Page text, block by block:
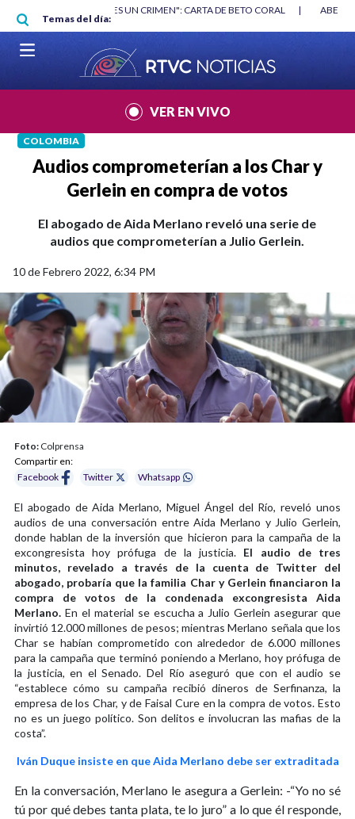
Pasar al contenido principal
Temas del día:
"HABLAR NO ES UN CRIMEN": CARTA DE BETO CORAL |
VER EN VIVO
COLOMBIA
Audios comprometerían a los Char y
Gerlein en compra de votos
El abogado de Aida Merlano reveló una serie de
audios que comprometerían a Julio Gerlein.
10 de Febrero 2022, 6:34 PM
Foto: Colprensa
Compartir en:
Facebook
Twitter Whatsapp
El abogado de Aida Merlano, Miguel Ángel del Río, reveló unos
audios de una conversación entre Aida Merlano y Julio Gerlein,
donde hablan de la inversión que hicieron para la campaña de la
excongresista hoy prófuga de la justicia. El audio de tres
minutos, revelado a través de la cuenta de Twitter del
abogado, probaría que la familia Char y Gerlein financiaron la
compra de votos de la condenada excongresista Aida
Merlano. En el material se escucha a Julio Gerlein asegurar que
invirtió 12.000 millones de pesos; mientras Merlano señala que los
Char se habían comprometido con alrededor de 6.000 millones
para la campaña que terminó poniendo a Merlano, hoy prófuga de
la justicia, en el Senado. Del Río aseguró que con el audio se
“establece cómo su campaña recibió dineros de Serfinanza, la
empresa de los Char, y de Faisal Cure en la compra de votos. Esto
no es un juego político. Son delitos e involucran las mafias de la
costa”.
Iván Duque insiste en que Aida Merlano debe ser extraditada
En la conversación, Merlano le asegura a Gerlein: -“Yo no sé
tú por qué debes tanta plata, te lo juro” a lo que él responde,